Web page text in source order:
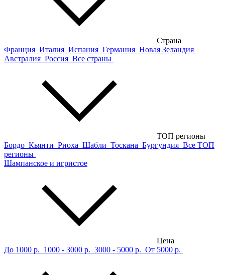
Страна
Франция Италия Испания Германия Новая Зеландия
Австралия Россия Все страны
ТОП регионы
Бордо Кьянти Риоха Шабли Тоскана Бургундия Все ТОП
регионы
Шампанское и игристое
Цена
До 1000 р. 1000 - 3000 р. 3000 - 5000 р. От 5000 р.